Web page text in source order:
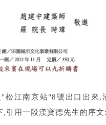
江南京站"8號出口出來,
用一段漢寶德先生的序